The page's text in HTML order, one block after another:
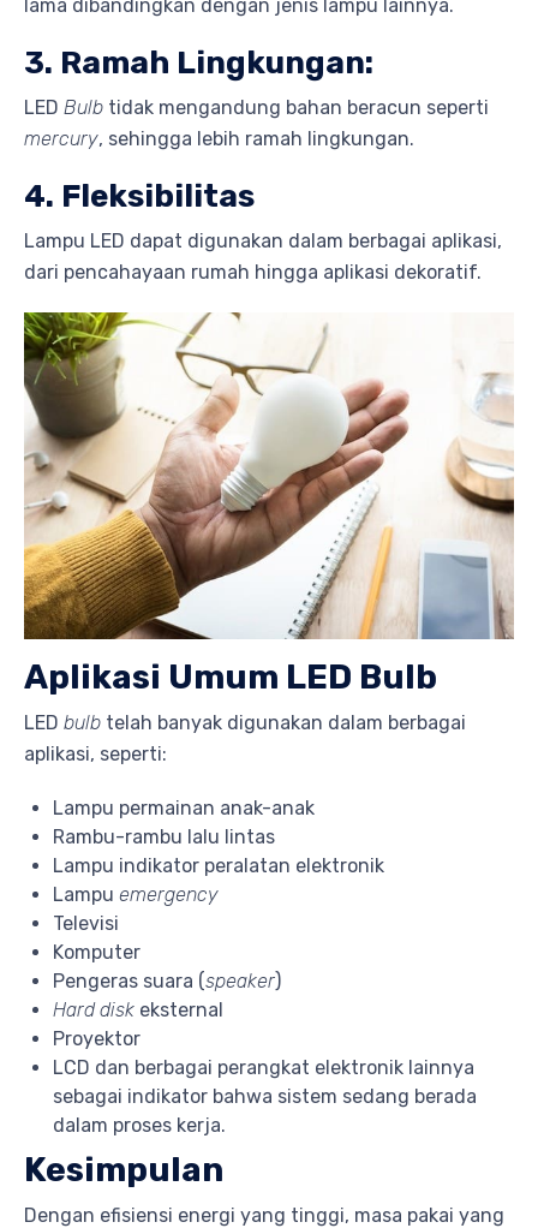
lama dibandingkan dengan jenis lampu lainnya.
3. Ramah Lingkungan:
LED Bulb tidak mengandung bahan beracun seperti
mercury, sehingga lebih ramah lingkungan.
4. Fleksibilitas
Lampu LED dapat digunakan dalam berbagai aplikasi,
dari pencahayaan rumah hingga aplikasi dekoratif.
Aplikasi Umum LED Bulb
LED bulb telah banyak digunakan dalam berbagai
aplikasi, seperti:
Lampu permainan anak-anak
Rambu-rambu lalu lintas
Lampu indikator peralatan elektronik
Lampu emergency
Televisi
Komputer
Pengeras suara (speaker)
Hard disk eksternal
Proyektor
LCD dan berbagai perangkat elektronik lainnya
sebagai indikator bahwa sistem sedang berada
dalam proses kerja.
Kesimpulan
Dengan efisiensi energi yang tinggi, masa pakai yang